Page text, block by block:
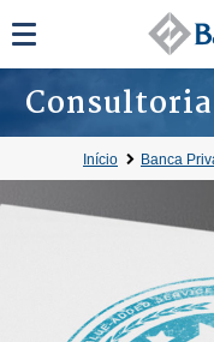
Início Banca